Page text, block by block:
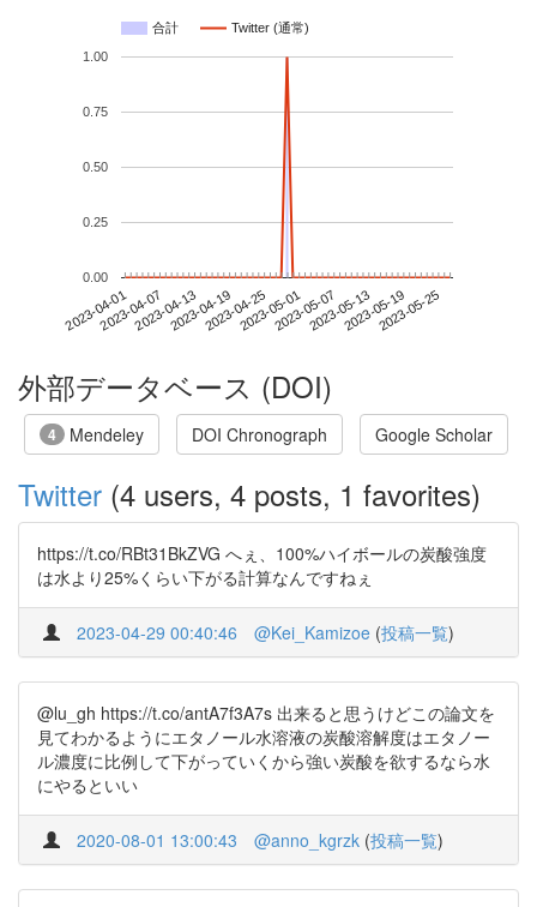
合計 Twitter (通常)
2023-04-012023-04-072023-04-132023-04-192023-04-252023-05-012023-05-072023-05-132023-05-192023-05-25
0.00
0.25
0.50
0.75
1.00
外部データベース (DOI)
4 Mendeley DOI Chronograph Google Scholar
Twitter (4 users, 4 posts, 1 favorites)
https://t.co/RBt31BkZVG へぇ、100%ハイボールの炭酸強度
は水より25%くらい下がる計算なんですねぇ
2023-04-29 00:40:46 @Kei_Kamizoe (投稿一覧)
@lu_gh https://t.co/antA7f3A7s 出来ると思うけどこの論文を
見てわかるようにエタノール水溶液の炭酸溶解度はエタノー
ル濃度に比例して下がっていくから強い炭酸を欲するなら水
にやるといい
2020-08-01 13:00:43 @anno_kgrzk (投稿一覧)